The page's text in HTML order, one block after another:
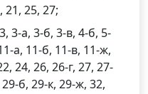
21, 25, 27;
3-а, 3-б, 3-в, 4-б, 5-
а, 11-б, 11-в, 11-ж,
24, 26, 26-г, 27, 27-
б, 29-к, 29-ж, 32,